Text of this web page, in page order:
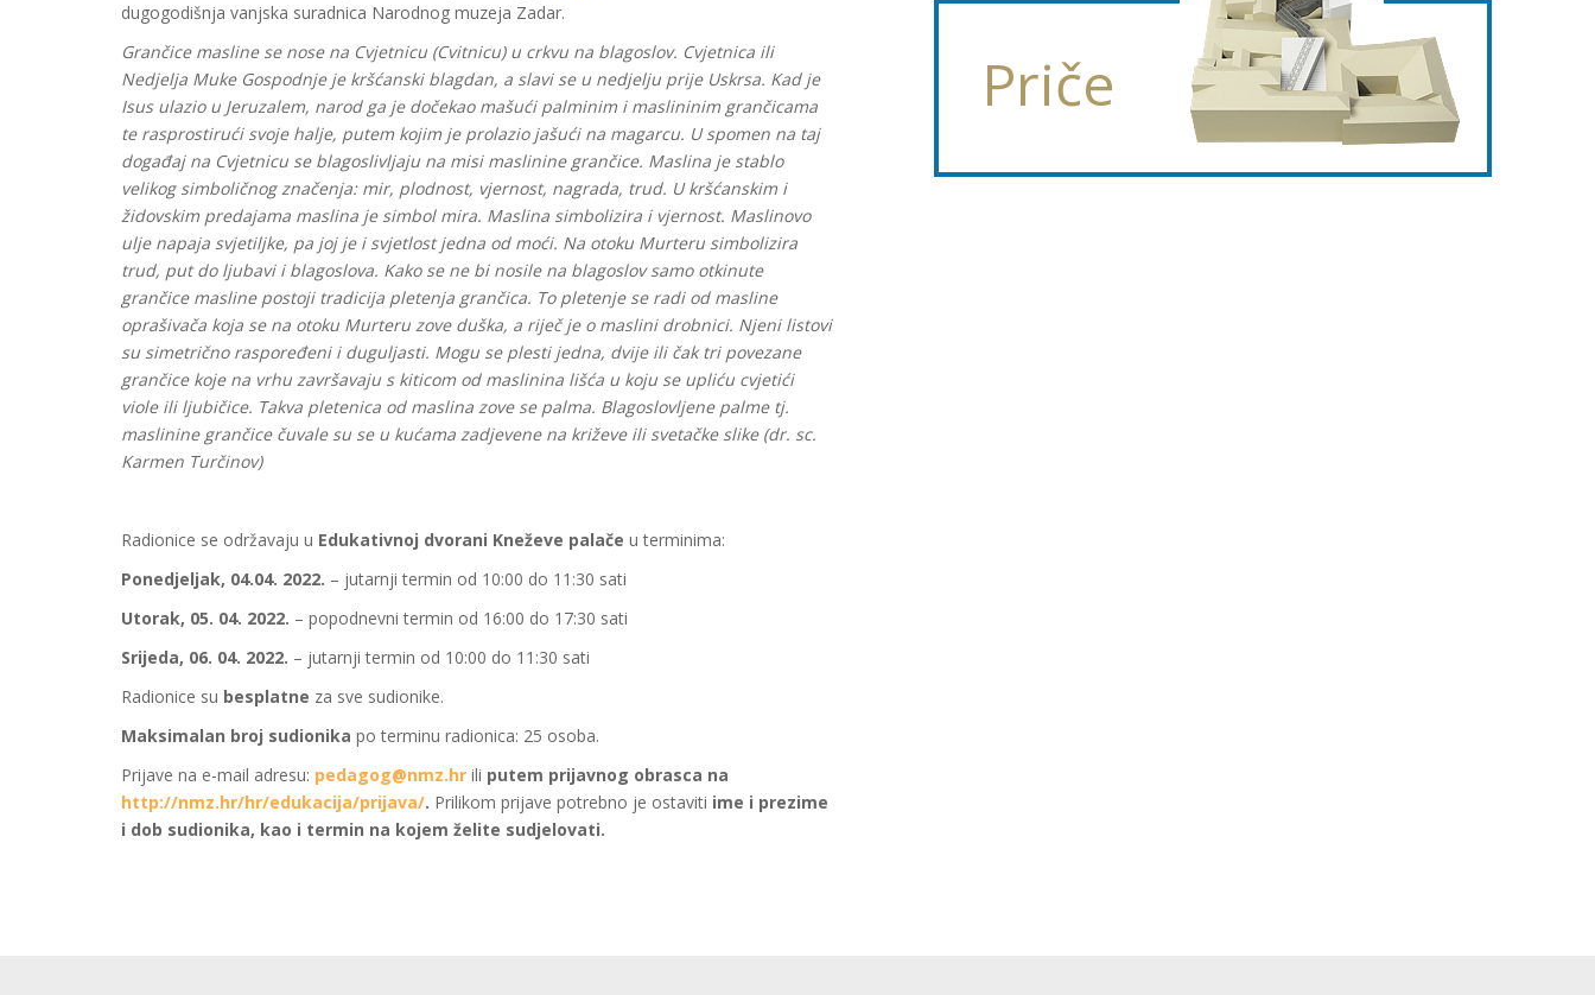
dugogodišnja vanjska suradnica Narodnog muzeja Zadar.
Grančice masline se nose na Cvjetnicu (Cvitnicu) u crkvu na blagoslov. Cvjetnica ili
Nedjelja Muke Gospodnje je kršćanski blagdan, a slavi se u nedjelju prije Uskrsa. Kad je
Isus ulazio u Jeruzalem, narod ga je dočekao mašući palminim i maslininim grančicama
te rasprostirući svoje halje, putem kojim je prolazio jašući na magarcu. U spomen na taj
događaj na Cvjetnicu se blagoslivljaju na misi maslinine grančice. Maslina je stablo
velikog simboličnog značenja: mir, plodnost, vjernost, nagrada, trud. U kršćanskim i
židovskim predajama maslina je simbol mira. Maslina simbolizira i vjernost. Maslinovo
ulje napaja svjetiljke, pa joj je i svjetlost jedna od moći. Na otoku Murteru simbolizira
trud, put do ljubavi i blagoslova. Kako se ne bi nosile na blagoslov samo otkinute
grančice masline postoji tradicija pletenja grančica. To pletenje se radi od masline
oprašivača koja se na otoku Murteru zove duška, a riječ je o maslini drobnici. Njeni listovi
su simetrično raspoređeni i duguljasti. Mogu se plesti jedna, dvije ili čak tri povezane
grančice koje na vrhu završavaju s kiticom od maslinina lišća u koju se upliću cvjetići
viole ili ljubičice. Takva pletenica od maslina zove se palma. Blagoslovljene palme tj.
maslinine grančice čuvale su se u kućama zadjevene na križeve ili svetačke slike (dr. sc.
Karmen Turčinov)
Radionice se održavaju u Edukativnoj dvorani Kneževe palače u terminima:
Ponedjeljak, 04.04. 2022. – jutarnji termin od 10:00 do 11:30 sati
Utorak, 05. 04. 2022. – popodnevni termin od 16:00 do 17:30 sati
Srijeda, 06. 04. 2022. – jutarnji termin od 10:00 do 11:30 sati
Radionice su besplatne za sve sudionike.
Maksimalan broj sudionika po terminu radionica: 25 osoba.
Prijave na e-mail adresu: pedagog@nmz.hr ili putem prijavnog obrasca na
http://nmz.hr/hr/edukacija/prijava/. Prilikom prijave potrebno je ostaviti ime i prezime
i dob sudionika, kao i termin na kojem želite sudjelovati.
Priče